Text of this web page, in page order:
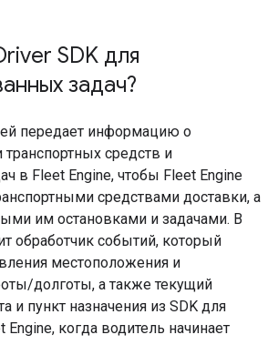
SDK для
задач?
передает информацию о
средств и
в Fleet Engine, чтобы Fleet Engine
средствами доставки, а
им остановками и задачами. В
обработчик событий, который
местоположения и
долготы, а также текущий
и пункт назначения из SDK для
Engine, когда водитель начинает